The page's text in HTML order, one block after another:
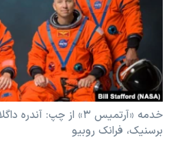
فرهنگ و زندگی
حقوق شهروندی
اقتصادی
علم و فناوری
اسرائیل در جنگ
گالری عکس
مستندها
انتخابات ریاست جمهوری آمریکا ۲۰۲۴
حمله جمهوری اسلامی به اسرائیل
رمز مهسا
ورزش زنان در ایران
اعتراضات زن، زندگی، آزادی
دنبال کنید
زبانهای مختلف
خدمه «آرتمیس ۳» از چپ:
برسنیک، فرانک روبیو